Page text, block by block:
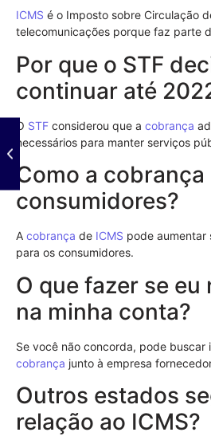
ICMS é o Imposto sobre Circulação
telecomunicações porque faz parte
Por que o STF
continuar até
O STF considerou que a cobrança
necessários para manter serviços
Como a
consumidores?
A cobrança de ICMS pode aumentar
para os consumidores.
O que fazer se
na minha conta?
Se você não concorda, pode buscar
cobrança junto à empresa
Outros estados
relação ao ICMS?